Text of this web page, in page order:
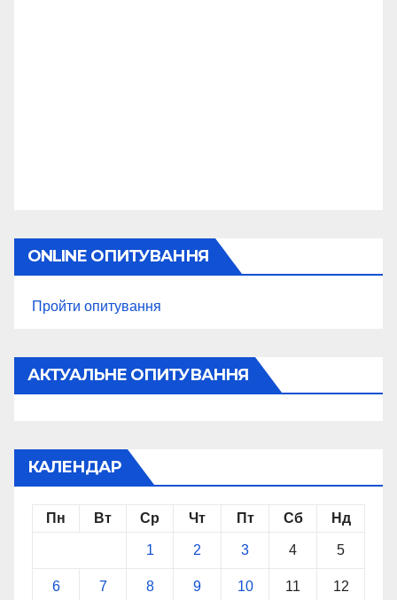
ONLINE ОПИТУВАННЯ
Пройти опитування
АКТУАЛЬНЕ ОПИТУВАННЯ
КАЛЕНДАР
Пн Вт Ср Чт Пт Сб Нд
1 2 3 4 5
6 7 8 9 10 11 12